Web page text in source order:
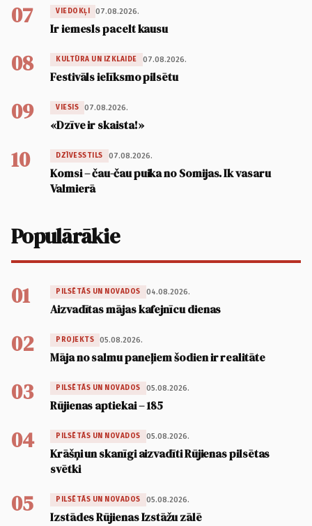
07 VIEDOKĻI 07.08.2026.
Ir iemesls pacelt kausu
08 KULTŪRA UN IZKLAIDE 07.08.2026.
Festivāls ielīksmo pilsētu
09 VIESIS 07.08.2026.
«Dzīve ir skaista!»
10 DZĪVESSTILS 07.08.2026.
Komsi – čau-čau puika no Somijas. Ik vasaru
Valmierā
Populārākie
01 PILSĒTĀS UN NOVADOS 04.08.2026.
Aizvadītas mājas kafejnīcu dienas
02 PROJEKTS 05.08.2026.
Māja no salmu paneļiem šodien ir realitāte
03 PILSĒTĀS UN NOVADOS 05.08.2026.
Rūjienas aptiekai – 185
04 PILSĒTĀS UN NOVADOS 05.08.2026.
Krāšņi un skanīgi aizvadīti Rūjienas pilsētas
svētki
05 PILSĒTĀS UN NOVADOS 05.08.2026.
Izstādes Rūjienas Izstāžu zālē